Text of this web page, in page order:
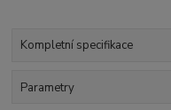
Kompletní specifikace
Parametry